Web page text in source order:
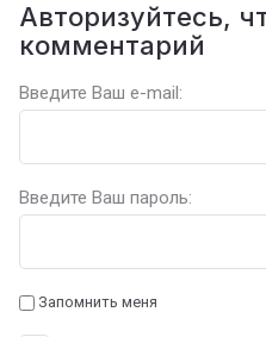
Авторизуйтесь,
комментарий
Введите Ваш e-mail:
Введите Ваш пароль:
Запомнить меня